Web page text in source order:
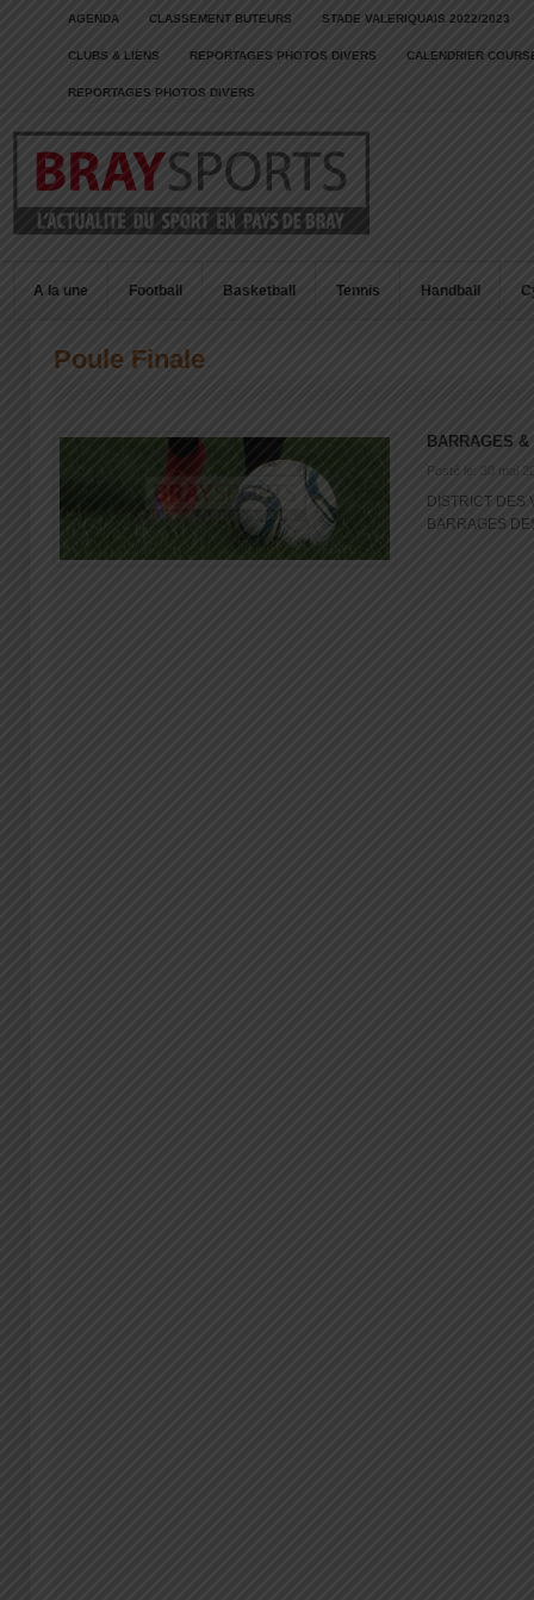
AGENDA CLASSEMENT BUTEURS STADE VALERIQUAIS 2022/2023
CLUBS & LIENS REPORTAGES PHOTOS DIVERS CALENDRIER
REPORTAGES PHOTOS DIVERS
A la une Football Basketball Tennis Handball
Poule Finale
BARRAGES
Posté le: 30 mai
DISTRICT DES
BARRAGES